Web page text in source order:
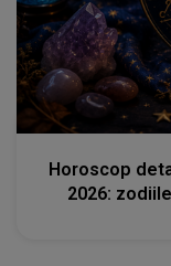
Horoscop
2026: